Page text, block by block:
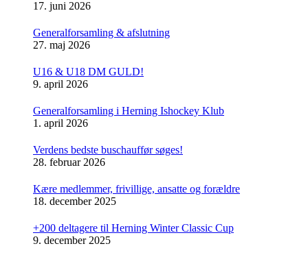
17. juni 2026
Generalforsamling & afslutning
27. maj 2026
U16 & U18 DM GULD!
9. april 2026
Generalforsamling i Herning Ishockey Klub
1. april 2026
Verdens bedste buschauffør søges!
28. februar 2026
Kære medlemmer, frivillige, ansatte og forældre
18. december 2025
+200 deltagere til Herning Winter Classic Cup
9. december 2025